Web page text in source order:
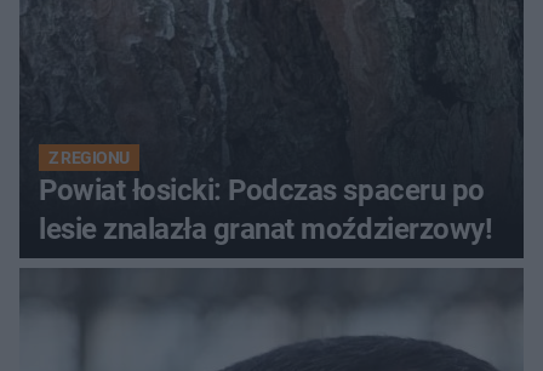
Z REGIONU
Powiat łosicki: Podczas spaceru po
lesie znalazła granat moździerzowy!